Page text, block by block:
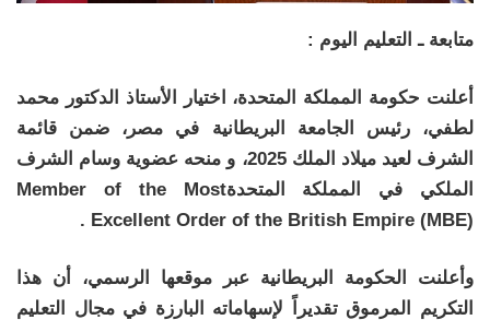
متابعة ـ التعليم اليوم :
أعلنت حكومة المملكة المتحدة، اختيار الأستاذ الدكتور محمد
لطفي، رئيس الجامعة البريطانية في مصر، ضمن قائمة
الشرف لعيد ميلاد الملك 2025، و منحه عضوية وسام الشرف
الملكي في المملكة المتحدةMember of the Most
Excellent Order of the British Empire (MBE) .
وأعلنت الحكومة البريطانية عبر موقعها الرسمي، أن هذا
التكريم المرموق تقديراً لإسهاماته البارزة في مجال التعليم